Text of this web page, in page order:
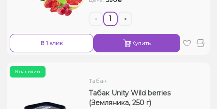
- +
В 1 клик Купить
В наличии
Табак
Табак Unity Wild berries
(Земляника, 250 г)